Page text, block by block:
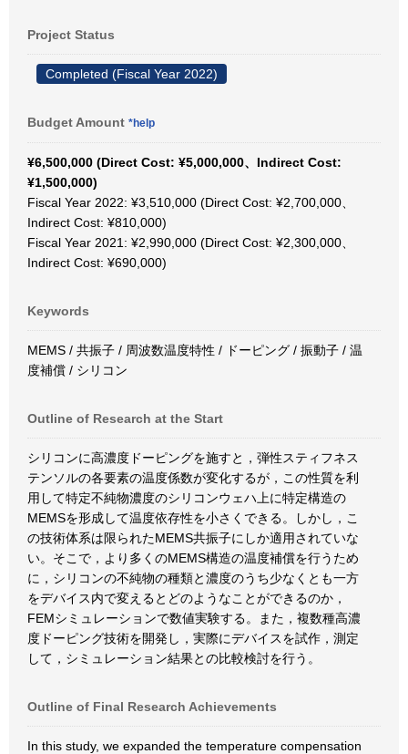
Project Status
Completed (Fiscal Year 2022)
Budget Amount *help
¥6,500,000 (Direct Cost: ¥5,000,000、Indirect Cost:
¥1,500,000)
Fiscal Year 2022: ¥3,510,000 (Direct Cost: ¥2,700,000、
Indirect Cost: ¥810,000)
Fiscal Year 2021: ¥2,990,000 (Direct Cost: ¥2,300,000、
Indirect Cost: ¥690,000)
Keywords
MEMS / 共振子 / 周波数温度特性 / ドーピング / 振動子 / 温
度補償 / シリコン
Outline of Research at the Start
シリコンに高濃度ドーピングを施すと，弾性スティフネス
テンソルの各要素の温度係数が変化するが，この性質を利
用して特定不純物濃度のシリコンウェハ上に特定構造の
MEMSを形成して温度依存性を小さくできる。しかし，こ
の技術体系は限られたMEMS共振子にしか適用されていな
い。そこで，より多くのMEMS構造の温度補償を行うため
に，シリコンの不純物の種類と濃度のうち少なくとも一方
をデバイス内で変えるとどのようなことができるのか，
FEMシミュレーションで数値実験する。また，複数種高濃
度ドーピング技術を開発し，実際にデバイスを試作，測定
して，シミュレーション結果との比較検討を行う。
Outline of Final Research Achievements
In this study, we expanded the temperature compensation